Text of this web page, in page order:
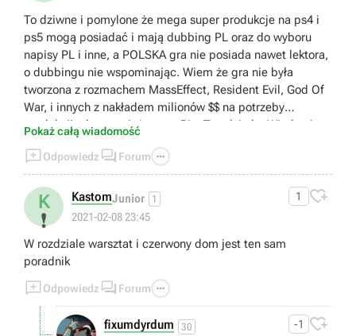
To dziwne i pomylone że mega super produkcje na ps4 i
ps5 mogą posiadać i mają dubbing PL oraz do wyboru
napisy PL i inne, a POLSKA gra nie posiada nawet lektora,
o dubbingu nie wspominając. Wiem że gra nie była
tworzona z rozmachem MassEffect, Resident Evil, God Of
War, i innych z nakładem milionów $$ na potrzeby
produkcji, ale przecież to gra PL.. To tak ja by Wiedzmin
był tylko po angielsku albo Cyber Punk 2077 nie zawierał
dubbingu.. A ta gra ma tylko i wyłącznie Napisy PL, a w
trakcie gry mieszaja się teksty PL i ENG. (Takczki
informacyjne obiektów są po angielsku i są przetłumacz e
na polski, gazeta jest po angielsku a nie po polsku itd.)
Dobrze że napis Milicja czy ośrodek wypoczynkowy NIWA
jest po polsku. To mega minus dla gry.
Pokaż całą wiadomość
Odpowiedz  Forum 
K
❗
KastomJunior 1
2021-02-08 23:45
1 
W rozdziale warsztat i czerwony dom jest ten sam
poradnik
Odpowiedz  Forum 
fixumdyrdum 30 -1 